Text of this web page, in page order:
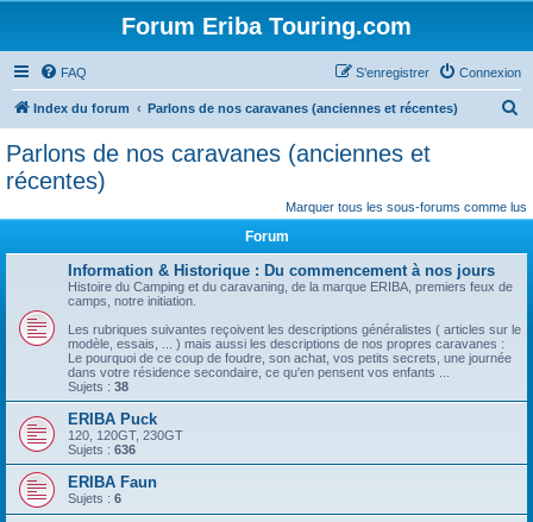
Forum Eriba Touring.com
FAQ Connexion
S’enregistrer
Index du forum Parlons de nos caravanes (anciennes et récentes)
e
e
Parlons de nos caravanes (anciennes et
récentes)
Marquer tous les sous-forums comme lus
Forum
Information & Historique : Du commencement à nos jours
Histoire du Camping et du caravaning, de la marque ERIBA, premiers feux de
camps, notre initiation.
Les rubriques suivantes reçoivent les descriptions généralistes ( articles sur le
modèle, essais, ... ) mais aussi les descriptions de nos propres caravanes :
Le pourquoi de ce coup de foudre, son achat, vos petits secrets, une journée
dans votre résidence secondaire, ce qu'en pensent vos enfants ...
Sujets : 38
ERIBA Puck
120, 120GT, 230GT
Sujets : 636
ERIBA Faun
Sujets : 6